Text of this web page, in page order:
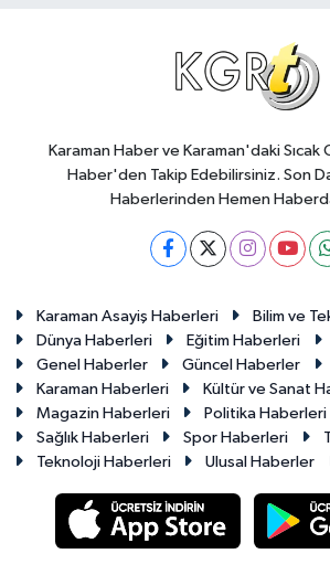
Karaman Haber ve Karaman'daki Sıcak
Haber'den Takip Edebilirsiniz. Son
Haberlerinden Hemen
Karaman Asayiş Haberleri
Bilim ve
Dünya Haberleri
Eğitim Haberleri
Genel Haberler
Güncel Haberler
Karaman Haberleri
Kültür ve Sanat
Magazin Haberleri
Politika Haberleri
Sağlık Haberleri
Spor Haberleri
Teknoloji Haberleri
Ulusal Haberler